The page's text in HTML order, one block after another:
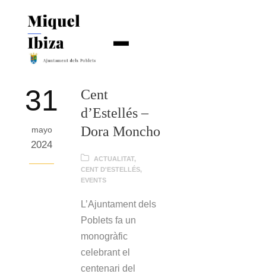
31
mayo
2024
Cent
d’Estellés –
Dora Moncho
ACTUALITAT,
CENT D'ESTELLÉS,
EVENTS
L’Ajuntament dels
Poblets fa un
monogràfic
celebrant el
centenari del